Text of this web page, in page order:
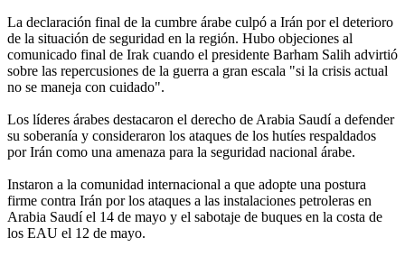
La declaración final de la cumbre árabe culpó a Irán por el deterioro
de la situación de seguridad en la región. Hubo objeciones al
comunicado final de Irak cuando el presidente Barham Salih advirtió
sobre las repercusiones de la guerra a gran escala "si la crisis actual
no se maneja con cuidado".
Los líderes árabes destacaron el derecho de Arabia Saudí a defender
su soberanía y consideraron los ataques de los hutíes respaldados
por Irán como una amenaza para la seguridad nacional árabe.
Instaron a la comunidad internacional a que adopte una postura
firme contra Irán por los ataques a las instalaciones petroleras en
Arabia Saudí el 14 de mayo y el sabotaje de buques en la costa de
los EAU el 12 de mayo.